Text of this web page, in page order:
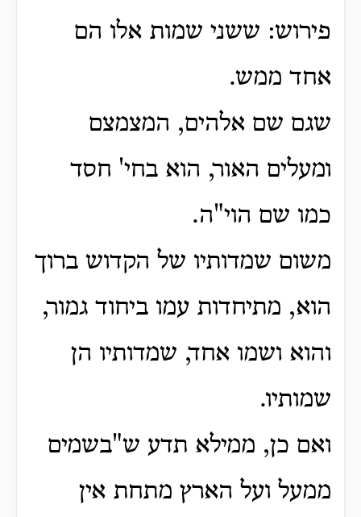
פירוש: ששני שמות אלו הם
אחד ממש.
שגם שם אלהים, המצמצם
ומעלים האור, הוא בחי' חסד
כמו שם הוי"ה.
משום שמדותיו של הקדוש ברוך
הוא, מתיחדות עמו ביחוד גמור,
והוא ושמו אחד, שמדותיו הן
שמותיו.
ואם כן, ממילא תדע ש"בשמים
ממעל ועל הארץ מתחת אין